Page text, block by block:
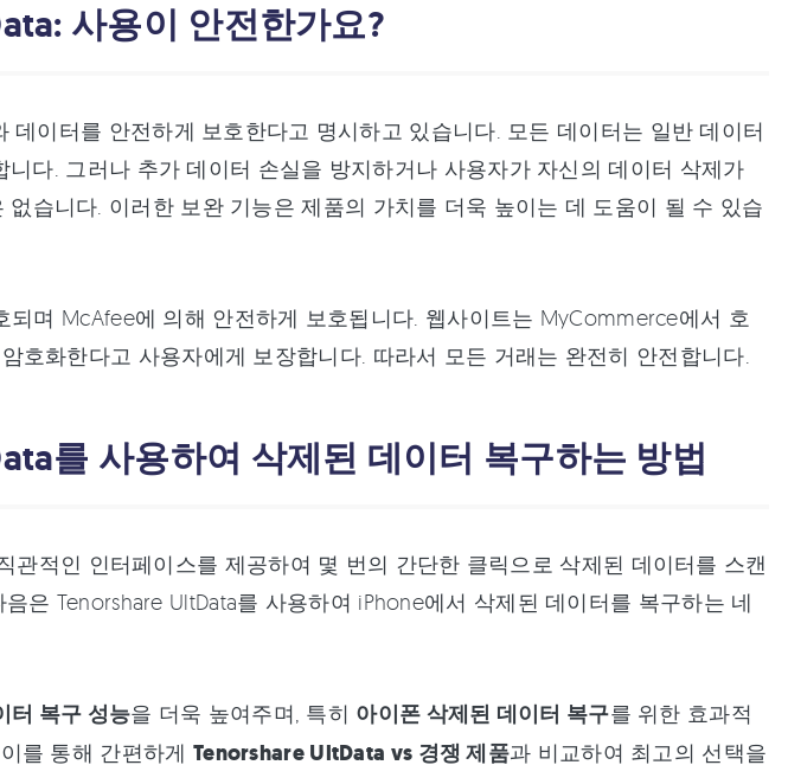
사용이 안전한가요?
데이터를 안전하게 보호한다고 명시하고 있습니다. 모든 데이터는 일반 데이터
니다. 그러나 추가 데이터 손실을 방지하거나 사용자가 자신의 데이터 삭제가
습니다. 이러한 보완 기능은 제품의 가치를 더욱 높이는 데 도움이 될 수 있습
되며 McAfee에 의해 안전하게 보호됩니다. 웹사이트는 MyCommerce에서 호
호화한다고 사용자에게 보장합니다. 따라서 모든 거래는 완전히 안전합니다.
를 사용하여 삭제된 데이터 복구하는 방법
관적인 인터페이스를 제공하여 몇 번의 간단한 클릭으로 삭제된 데이터를 스캔
은 Tenorshare UltData를 사용하여 iPhone에서 삭제된 데이터를 복구하는 네
터 복구 성능을 더욱 높여주며, 특히 아이폰 삭제된 데이터 복구를 위한 효과적
를 통해 간편하게 Tenorshare UltData vs 경쟁 제품과 비교하여 최고의 선택을